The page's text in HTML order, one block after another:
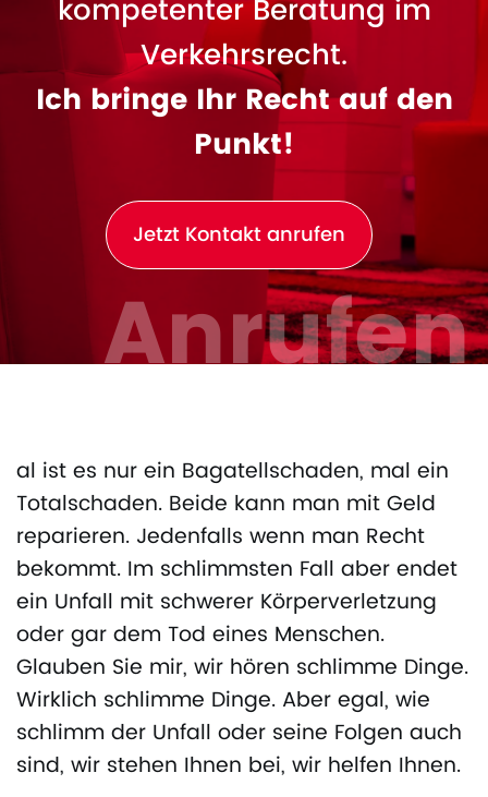
kompetenter Beratung im
Verkehrsrecht.
Ich bringe Ihr Recht auf den
Punkt!
Jetzt Kontakt anrufen
Anrufen
al ist es nur ein Bagatellschaden, mal ein
Totalschaden. Beide kann man mit Geld
reparieren. Jedenfalls wenn man Recht
bekommt. Im schlimmsten Fall aber endet
ein Unfall mit schwerer Körperverletzung
oder gar dem Tod eines Menschen.
Glauben Sie mir, wir hören schlimme Dinge.
Wirklich schlimme Dinge. Aber egal, wie
schlimm der Unfall oder seine Folgen auch
sind, wir stehen Ihnen bei, wir helfen Ihnen.